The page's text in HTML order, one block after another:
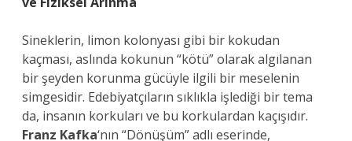
Sineklerin, limon kolonyası gibi bir kokudan
kaçması, aslında kokunun “kötü” olarak algılanan
bir şeyden korunma gücüyle ilgili bir meselenin
simgesidir. Edebiyatçıların sıklıkla işlediği bir tema
da, insanın korkuları ve bu korkulardan kaçışıdır.
Franz Kafka‘nın “Dönüşüm” adlı eserinde,